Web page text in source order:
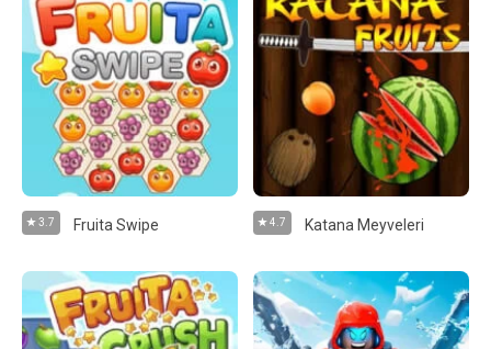
3.7 Fruita Swipe 4.7 Katana Meyveleri